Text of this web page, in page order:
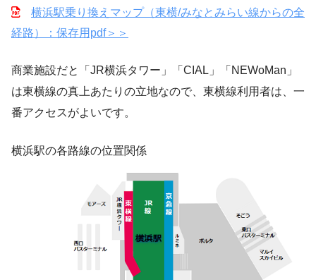
横浜駅乗り換えマップ（東横/みなとみらい線からの全
経路）：保存用pdf＞＞
商業施設だと「JR横浜タワー」「CIAL」「NEWoMan」
は東横線の真上あたりの立地なので、東横線利用者は、一
番アクセスがよいです。
横浜駅の各路線の位置関係